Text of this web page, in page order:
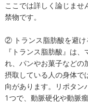
ここでは詳しく論じませ
禁物です。
② トランス脂肪酸を避け
『トランス脂肪酸』は
れ、パンやお菓子などの
摂取している人の身体で
向があります。リポタン
1つで、動脈硬化や動脈